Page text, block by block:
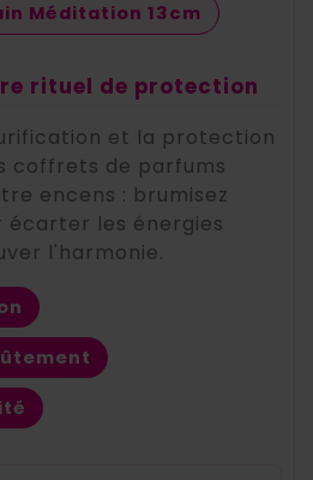
Méditation 13cm
rituel de protection
et la protection
coffrets de parfums
encens : brumisez
les énergies
l'harmonie.